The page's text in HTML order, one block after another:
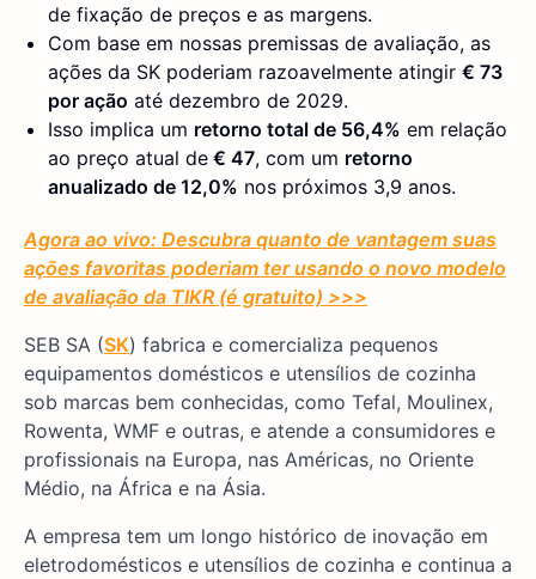
de fixação de preços e as margens.
Com base em nossas premissas de avaliação, as
ações da SK poderiam razoavelmente atingir € 73
por ação até dezembro de 2029.
Isso implica um retorno total de 56,4% em relação
ao preço atual de € 47, com um retorno
anualizado de 12,0% nos próximos 3,9 anos.
Agora ao vivo: Descubra quanto de vantagem suas
ações favoritas poderiam ter usando o novo modelo
de avaliação da TIKR (é gratuito) >>>
SEB SA (SK) fabrica e comercializa pequenos
equipamentos domésticos e utensílios de cozinha
sob marcas bem conhecidas, como Tefal, Moulinex,
Rowenta, WMF e outras, e atende a consumidores e
profissionais na Europa, nas Américas, no Oriente
Médio, na África e na Ásia.
A empresa tem um longo histórico de inovação em
eletrodomésticos e utensílios de cozinha e continua a